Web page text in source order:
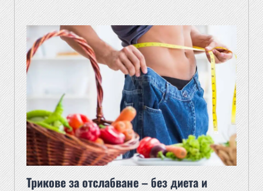
Трикове за отслабване – без диета и